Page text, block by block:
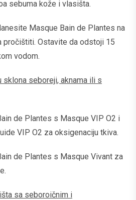
sebuma kože i vlasišta.
Masque ​​Bain de Plantes na
pročištiti. Ostavite da odstoji 15
vodom.
sklona seboreji, aknama ili s
de Plantes s Masque VIP O2 i
VIP O2 za oksigenaciju tkiva.
de Plantes s Masque Vivant za
sa seboroičnim i